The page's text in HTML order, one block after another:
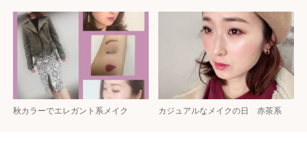
秋カラーでエレガント系メイク カジュアルなメイクの日 赤茶系